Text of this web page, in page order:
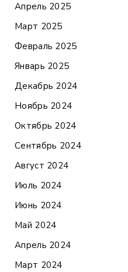
Апрель 2025
Март 2025
Февраль 2025
Январь 2025
Декабрь 2024
Ноябрь 2024
Октябрь 2024
Сентябрь 2024
Август 2024
Июль 2024
Июнь 2024
Май 2024
Апрель 2024
Март 2024